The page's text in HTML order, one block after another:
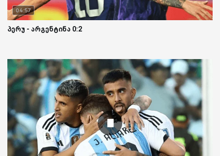
04:57
პერუ - არგენტინა 0:2